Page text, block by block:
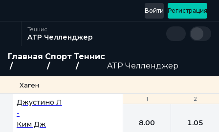
Регистрация
Войти
Теннис
ATP Челленджер
Главная Спорт Теннис
ATP Челленджер
Хаген
1 2
Джустино Л
-
Ким Дж
1 2
8.00 1.05